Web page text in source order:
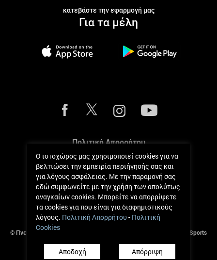
κατεβάστε την εφαρμογή μας
Για τα μέλη
Πολιτική Απορρήτου
Πολιτική Cookies
Κανόνες Μετρήσεων
Όροι και Κανόνες
© Πνευματικά Δικαιώματα 2017 - 2026 Andreas Zachariou Holistic Sports
Ανάπτυξη από
Πήγασος Πληροφορική
Αποδοχή Απόρριψη
Ο ιστοχώρος μας χρησιμοποιεί cookies για να
βελτιώσει την εμπειρία περιήγησής σας και
για λόγους ασφάλειας. Με την παραμονή σας
εδώ συμφωνείτε με την χρήση των απολύτως
αναγκαίων cookies. Μπορείτε να απορρίψετε
τα cookies για που είναι για διαφημιστικούς
λόγους. Πολιτική Απορρήτου- Πολιτική
Cookies